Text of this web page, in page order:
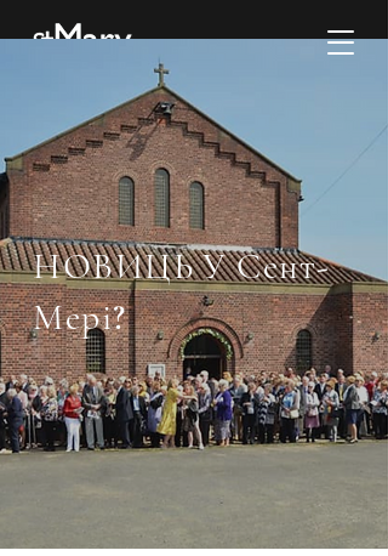
НОВИЦЬУ Сент-
Мері?